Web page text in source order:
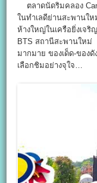
ตลาดนัดริมคลอง
ในทำเลดีย่านสะพานใ
ห้างใหญ่ในเครือยิ่งเจ
BTS สถานีสะพานใหม่
มากมาย ของเด็ด-ของ
เลือกชิมอย่างจุใจ…